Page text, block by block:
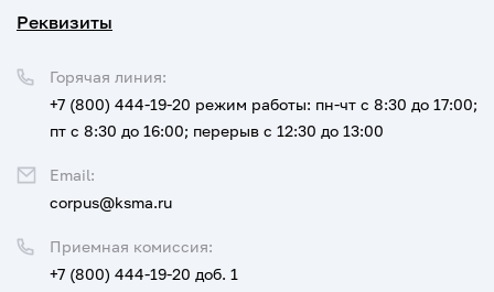
Реквизиты
Приемная комиссия:
+7 (800) 444-19-20 доб. 1
Горячая линия:
+7 (800) 444-19-20 режим работы: пн-чт с 8:30 до 17:00;
пт с 8:30 до 16:00; перерыв с 12:30 до 13:00
Email:
corpus@ksma.ru